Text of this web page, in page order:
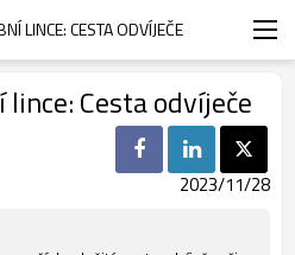
LINCE: CESTA ODVÍJEČE
Cesta odvíječe
2023/11/28